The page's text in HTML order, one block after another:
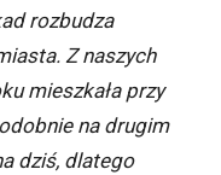
rozbudza
Z naszych
mieszkała przy
na drugim
dziś, dlatego